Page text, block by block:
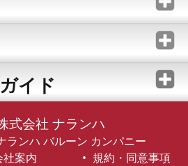
イド
式会社 ナランハ
ランハ バルーン カンパニー
社案内
規約・同意事項